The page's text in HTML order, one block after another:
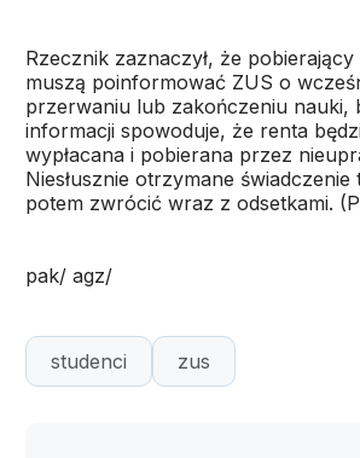
Rzecznik zaznaczył, że
muszą poinformować ZUS o
przerwaniu lub zakończeniu nauki,
informacji spowoduje, że renta
wypłacana i pobierana przez
Niesłusznie otrzymane świadczenie
potem zwrócić wraz z odsetkami.
pak/ agz/
studenci zus